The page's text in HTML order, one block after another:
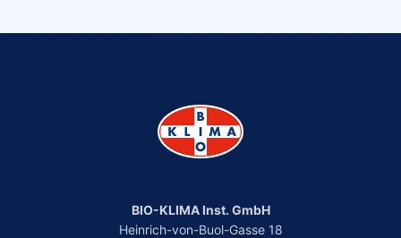
BIO-KLIMA Inst. GmbH
Heinrich-von-Buol-Gasse 18